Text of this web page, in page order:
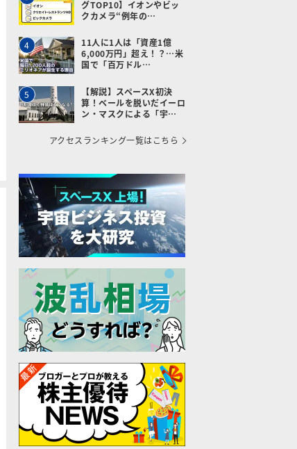
グTOP10】イオンやビッ
クカメラ“例年の…
4
11人に1人は「資産1億
6,000万円」超え！？…米
国で「百万ドル…
5
【解説】スペースX初決
算！ベールを脱いだイーロ
ン・マスクによる「宇…
アクセスランキング一覧はこちら